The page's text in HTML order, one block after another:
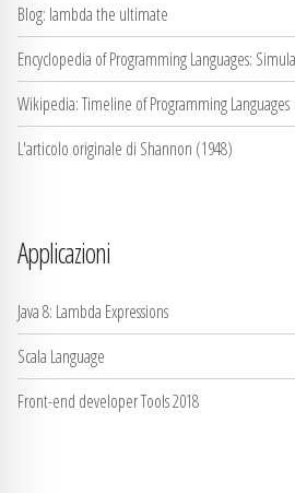
Blog: lambda the ultimate
Encyclopedia of Programming Languages:
Wikipedia: Timeline of Programming Languages
L'articolo originale di Shannon (1948)
Applicazioni
Java 8: Lambda Expressions
Scala Language
Front-end developer Tools 2018